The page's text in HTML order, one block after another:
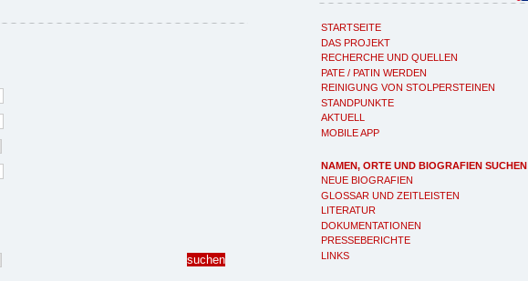
STARTSEITE
DAS PROJEKT
RECHERCHE UND QUELLEN
PATE / PATIN WERDEN
REINIGUNG VON STOLPERSTEINEN
STANDPUNKTE
AKTUELL
MOBILE APP
NAMEN, ORTE UND BIOGRAFIEN SUCHEN
NEUE BIOGRAFIEN
GLOSSAR UND ZEITLEISTEN
LITERATUR
DOKUMENTATIONEN
PRESSEBERICHTE
LINKS